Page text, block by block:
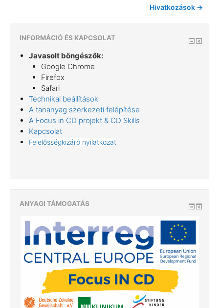
Hivatkozások →
INFORMÁCIÓ ÉS KAPCSOLAT
Javasolt böngészők:
Google Chrome
Firefox
Safari
Technikai beállítások
A tananyag szerkezeti felépítése
A Focus in CD projekt & CD Skills
Kapcsolat
Felelősségkizáró nyilatkozat
ANYAGI TÁMOGATÁS